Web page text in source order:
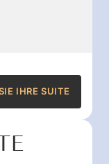
IHRE SUITE